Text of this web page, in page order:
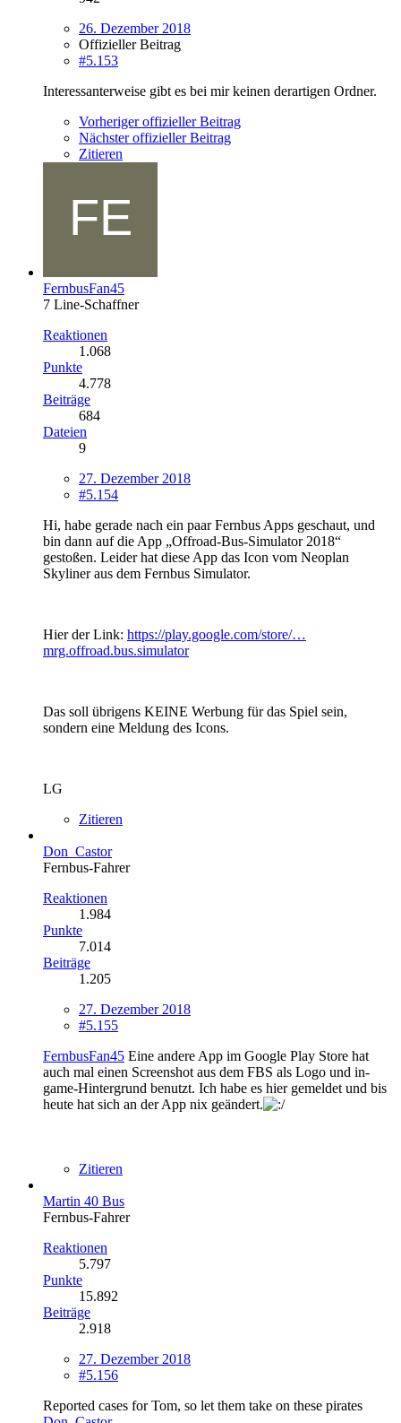
26. Dezember 2018
Offizieller Beitrag
#5.153
Interessanterweise gibt es bei mir keinen derartigen Ordner.
Vorheriger offizieller Beitrag
Nächster offizieller Beitrag
Zitieren
FernbusFan45
7 Line-Schaffner
Reaktionen
1.068
Punkte
4.778
Beiträge
684
Dateien
9
27. Dezember 2018
#5.154
Hi, habe gerade nach ein paar Fernbus Apps geschaut, und
bin dann auf die App „Offroad-Bus-Simulator 2018“
gestoßen. Leider hat diese App das Icon vom Neoplan
Skyliner aus dem Fernbus Simulator.
Hier der Link: https://play.google.com/store/…
mrg.offroad.bus.simulator
Das soll übrigens KEINE Werbung für das Spiel sein,
sondern eine Meldung des Icons.
LG
Zitieren
Don_Castor
Fernbus-Fahrer
Reaktionen
1.984
Punkte
7.014
Beiträge
1.205
27. Dezember 2018
#5.155
FernbusFan45 Eine andere App im Google Play Store hat
auch mal einen Screenshot aus dem FBS als Logo und in-
game-Hintergrund benutzt. Ich habe es hier gemeldet und bis
heute hat sich an der App nix geändert.
Zitieren
Martin 40 Bus
Fernbus-Fahrer
Reaktionen
5.797
Punkte
15.892
Beiträge
2.918
27. Dezember 2018
#5.156
Reported cases for Tom, so let them take on these pirates